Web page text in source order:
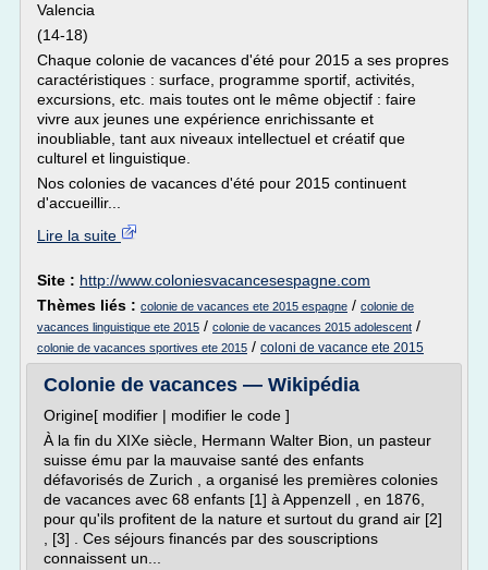
Valencia
(14-18)
Chaque colonie de vacances d'été pour 2015 a ses propres
caractéristiques : surface, programme sportif, activités,
excursions, etc. mais toutes ont le même objectif : faire
vivre aux jeunes une expérience enrichissante et
inoubliable, tant aux niveaux intellectuel et créatif que
culturel et linguistique.
Nos colonies de vacances d'été pour 2015 continuent
d'accueillir...
Lire la suite
Site : http://www.coloniesvacancesespagne.com
Thèmes liés : colonie de vacances ete 2015 espagne / colonie de
vacances linguistique ete 2015 / colonie de vacances 2015 adolescent /
colonie de vacances sportives ete 2015 / coloni de vacance ete 2015
Colonie de vacances — Wikipédia
Origine[ modifier | modifier le code ]
À la fin du XIXe siècle, Hermann Walter Bion, un pasteur
suisse ému par la mauvaise santé des enfants
défavorisés de Zurich , a organisé les premières colonies
de vacances avec 68 enfants [1] à Appenzell , en 1876,
pour qu'ils profitent de la nature et surtout du grand air [2]
, [3] . Ces séjours financés par des souscriptions
connaissent un...